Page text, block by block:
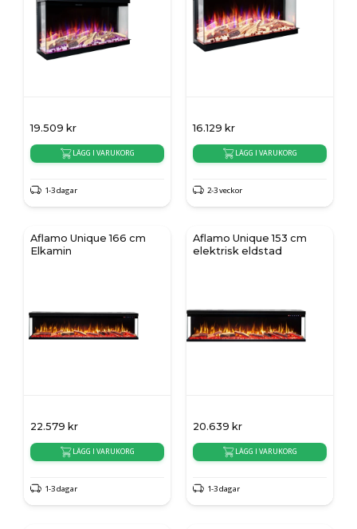
19.509 kr
LÄGG I VARUKORG
1-3 dagar
16.129 kr
LÄGG I VARUKORG
2-3 veckor
Aflamo Unique 166 cm
Elkamin
22.579 kr
LÄGG I VARUKORG
1-3 dagar
Aflamo Unique 153 cm
elektrisk eldstad
20.639 kr
LÄGG I VARUKORG
1-3 dagar